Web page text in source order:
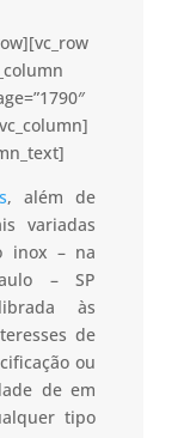
, além de
variadas
inox – na
– SP
às
de
ou
de em
tipo